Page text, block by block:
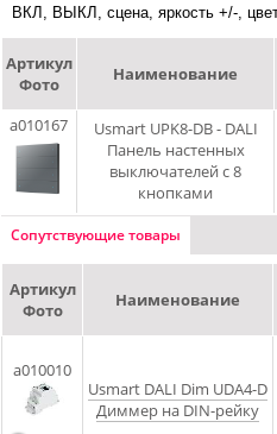
ВКЛ, ВЫКЛ, сцена, яркость +/-,
Артикул
Фото
Наименование
a010167
Usmart UPK8-DB - DALI
Панель настенных
выключателей с 8
кнопками
Сопутствующие товары
Артикул
Фото
Наименование
a010010
Usmart DALI Dim UDA4-D
Диммер на DIN-рейку